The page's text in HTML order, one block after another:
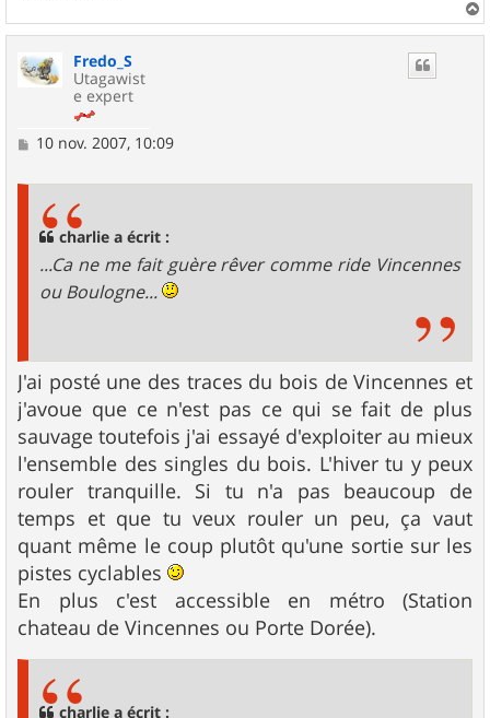
a
Fredo_S
Utagawist
e expert
M10 nov. 2007, 10:09
charlie a écrit :
...Ca ne me fait guère rêver comme ride Vincennes
ou Boulogne...
J'ai posté une des traces du bois de Vincennes et
j'avoue que ce n'est pas ce qui se fait de plus
sauvage toutefois j'ai essayé d'exploiter au mieux
l'ensemble des singles du bois. L'hiver tu y peux
rouler tranquille. Si tu n'a pas beaucoup de
temps et que tu veux rouler un peu, ça vaut
quant même le coup plutôt qu'une sortie sur les
pistes cyclables
En plus c'est accessible en métro (Station
chateau de Vincennes ou Porte Dorée).
charlie a écrit :